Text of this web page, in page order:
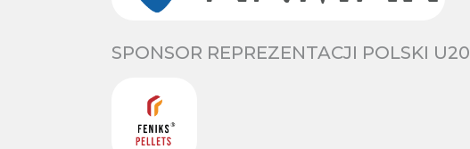
SPONSOR REPREZENTACJI POLSKI U20